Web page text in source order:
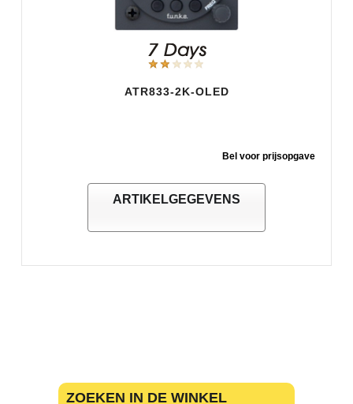
ATR833-2K-OLED
Bel voor prijsopgave
ARTIKELGEGEVENS
ZOEKEN IN DE WINKEL